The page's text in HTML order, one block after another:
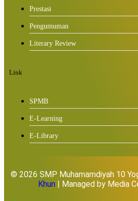
Prestasi
Pengumuman
Literary Review
Link
SPMB
E-Learning
E-Library
© 2026 SMP Muhamamdiyah 10
Khun| Managed by Media